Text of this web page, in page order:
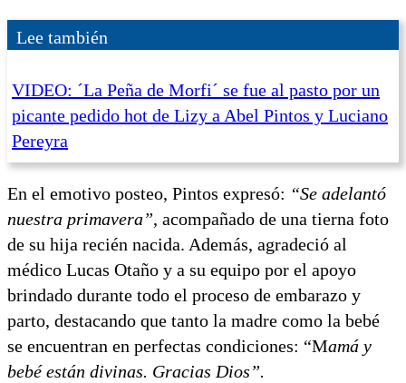
Lee también
VIDEO: ´La Peña de Morfi´ se fue al pasto por un
picante pedido hot de Lizy a Abel Pintos y Luciano
Pereyra
En el emotivo posteo, Pintos expresó: “Se adelantó
nuestra primavera”, acompañado de una tierna foto
de su hija recién nacida. Además, agradeció al
médico Lucas Otaño y a su equipo por el apoyo
brindado durante todo el proceso de embarazo y
parto, destacando que tanto la madre como la bebé
se encuentran en perfectas condiciones: “Mamá y
bebé están divinas. Gracias Dios”.